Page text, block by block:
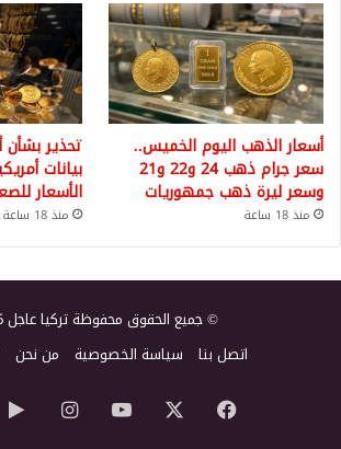
أسعار الذهب اليوم الخميس..
سعر جرام ذهب 24 و22 و21
وسعر ليرة ذهب جمهوريات
منذ 18 ساعة
تحذير
بيانات
الأسعار
منذ 18 ساعة
© جميع الحقوق محفوظة تركيا عاجل 2026
اتصل بنا سياسة الخصوصية من نحن
فيسبوك ‫YouTubeانستقرام